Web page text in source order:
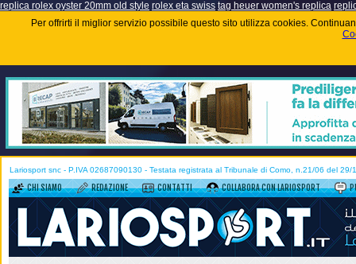
replica rolex oyster 20mm old style rolex eta swiss tag heuer women's replica
Per offrirti il miglior servizio possibile questo sito utilizza cookies.
Lariosport snc - P.IVA 02687090130 - Testata registrata al Tribunale di Como, n.21/06 del 29/
CHI SIAMO REDAZIONE CONTATTI COLLABORA CON LARIOSPORT